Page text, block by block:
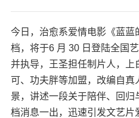
今日，治愈系爱情电影《蓝蓝
档，将于6 月 30 日登陆全国
并执导，王圣担任制片人，上
可、功夫胖等加盟，改编自
景，讲述一段关于陪伴、回
档消息一出，迅速引发文艺片